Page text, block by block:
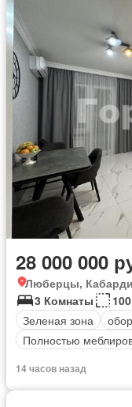
28 000 000
Люберцы,
3 Комнаты
Зеленая зона
Полностью
14 часов назад